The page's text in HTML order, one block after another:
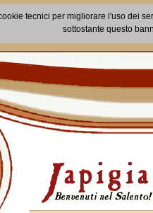
tecnici per migliorare l'uso dei
sottostante questo